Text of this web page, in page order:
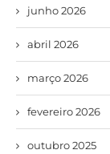
junho 2026
abril 2026
março 2026
fevereiro 2026
outubro 2025